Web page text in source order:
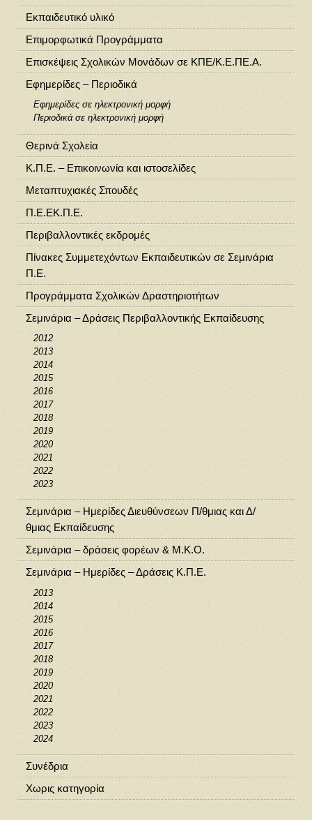
Εκπαιδευτικό υλικό
Επιμορφωτικά Προγράμματα
Επισκέψεις Σχολικών Μονάδων σε ΚΠΕ/Κ.Ε.ΠΕ.Α.
Εφημερίδες – Περιοδικά
Εφημερίδες σε ηλεκτρονική μορφή
Περιοδικά σε ηλεκτρονική μορφή
Θερινά Σχολεία
Κ.Π.Ε. – Επικοινωνία και ιστοσελίδες
Μεταπτυχιακές Σπουδές
Π.Ε.ΕΚ.Π.Ε.
Περιβαλλοντικές εκδρομές
Πίνακες Συμμετεχόντων Εκπαιδευτικών σε Σεμινάρια
Π.Ε.
Προγράμματα Σχολικών Δραστηριοτήτων
Σεμινάρια – Δράσεις Περιβαλλοντικής Εκπαίδευσης
2012
2013
2014
2015
2016
2017
2018
2019
2020
2021
2022
2023
Σεμινάρια – Ημερίδες Διευθύνσεων Π/θμιας και Δ/
θμιας Εκπαίδευσης
Σεμινάρια – δράσεις φορέων & Μ.Κ.Ο.
Σεμινάρια – Ημερίδες – Δράσεις Κ.Π.Ε.
2013
2014
2015
2016
2017
2018
2019
2020
2021
2022
2023
2024
Συνέδρια
Χωρις κατηγορία